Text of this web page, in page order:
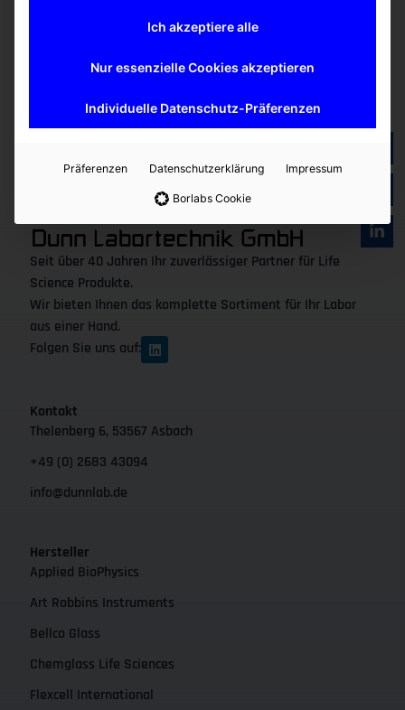
Jennifer Erdmann, M. Sc.
Produktmanagerin
Dunn Labortechnik GmbH • Your Partner for Your
Seit über 40 Jahren Ihr zuverlässiger Partner für Life
Science Produkte.
Wir bieten Ihnen das komplette Sortiment für Ihr Labor
aus einer Hand.
Folgen Sie uns auf:
Kontakt
Thelenberg 6, 53567 Asbach
+49 (0) 2683 43094
info@dunnlab.de
Hersteller
Applied BioPhysics
Art Robbins Instruments
Bellco Glass
Chemglass Life Sciences
Flexcell International
Ich akzeptiere alle
Nur essenzielle Cookies akzeptieren
Individuelle Datenschutz-Präferenzen
Präferenzen Datenschutzerklärung Impressum
Borlabs Cookie